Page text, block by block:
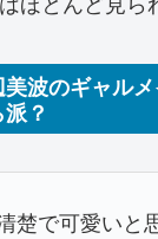
美波のギャル
？
楚で可愛いと